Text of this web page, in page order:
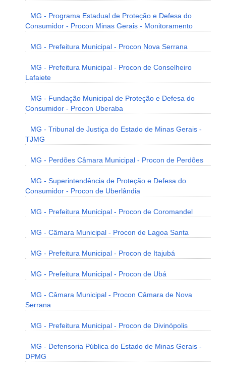
MG - Programa Estadual de Proteção e Defesa do
Consumidor - Procon Minas Gerais - Monitoramento
MG - Prefeitura Municipal - Procon Nova Serrana
MG - Prefeitura Municipal - Procon de Conselheiro
Lafaiete
MG - Fundação Municipal de Proteção e Defesa do
Consumidor - Procon Uberaba
MG - Tribunal de Justiça do Estado de Minas Gerais -
TJMG
MG - Perdões Câmara Municipal - Procon de Perdões
MG - Superintendência de Proteção e Defesa do
Consumidor - Procon de Uberlândia
MG - Prefeitura Municipal - Procon de Coromandel
MG - Câmara Municipal - Procon de Lagoa Santa
MG - Prefeitura Municipal - Procon de Itajubá
MG - Prefeitura Municipal - Procon de Ubá
MG - Câmara Municipal - Procon Câmara de Nova
Serrana
MG - Prefeitura Municipal - Procon de Divinópolis
MG - Defensoria Pública do Estado de Minas Gerais -
DPMG